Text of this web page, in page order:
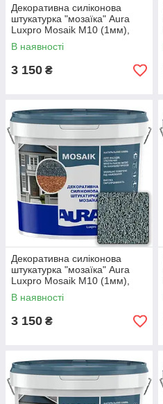
Декоративна силіконова
штукатурка "мозаїка" Aura
Luxpro Mosaik M10 (1мм),
S160, 15кг
В наявності
3 150 ₴
Декоративна силіконова
штукатурка "мозаїка" Aura
Luxpro Mosaik M10 (1мм),
S105, 15кг
В наявності
3 150 ₴